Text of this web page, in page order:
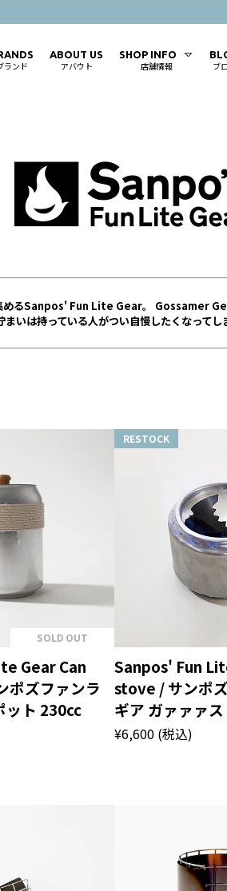
ランド
ABOUT US
アバウト
SHOP INFO
店舗情報 ブ
めるSanpos' Fun Lite Gear。 Gossamer
いは持っている人がつい自慢したくなってし
SOLD OUT
Gear Can
ポズファンラ
ット 230cc
RESTOCK
Sanpos' Fun
stove / サンポ
ギア ガァァァ
¥6,600 (税込)